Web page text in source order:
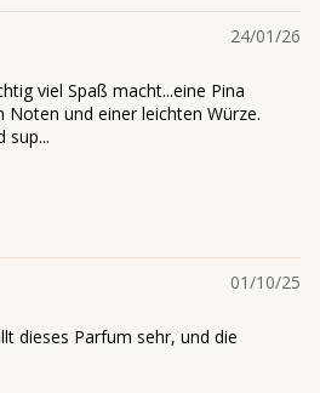
24/01/26
viel Spaß macht...eine Pina
und einer leichten Würze.
sup...
01/10/25
dieses Parfum sehr, und die